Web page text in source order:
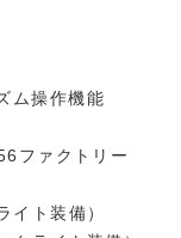
ム操作機能
ファクトリー
イト装備）